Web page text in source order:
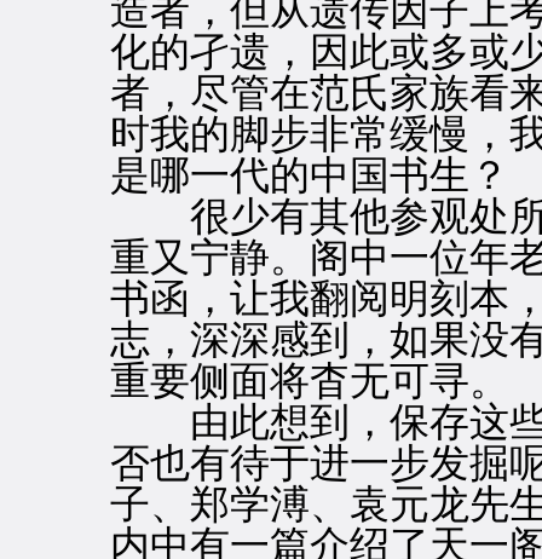
造者，但从遗传因子上
化的孑遗，因此或多或
者，尽管在范氏家族看
时我的脚步非常缓慢，
是哪一代的中国书生？
很少有其他参观处所
重又宁静。阁中一位年
书函，让我翻阅明刻本
志，深深感到，如果没
重要侧面将杳无可寻。
由此想到，保存这些
否也有待于进一步发掘
子、郑学溥、袁元龙先
内中有一篇介绍了天一